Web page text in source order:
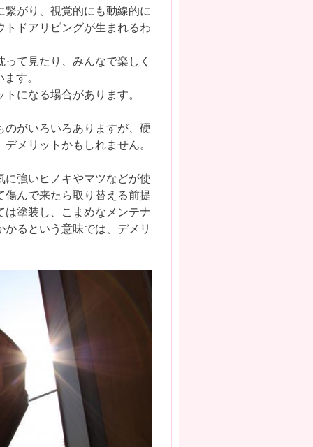
がり、視覚的にも動線的に
ドアリビングが生まれるわ
て見たり、みんなで楽しく
す。
になる場合があります。
がいろいろありますが、硬
メリットかもしれません。
強いヒノキやマツなどが使
んで来たら取り替える前提
塗装し、こまめなメンテナ
るという意味では、デメリ